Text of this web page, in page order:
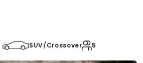
SUV/Crossover 5